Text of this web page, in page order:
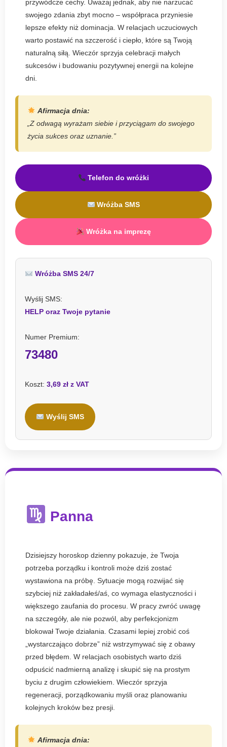
przywódcze cechy. Uważaj jednak, aby nie narzucać
swojego zdania zbyt mocno – współpraca przyniesie
lepsze efekty niż dominacja. W relacjach uczuciowych
warto postawić na szczerość i ciepło, które są Twoją
naturalną siłą. Wieczór sprzyja celebracji małych
sukcesów i budowaniu pozytywnej energii na kolejne
dni.
Afirmacja dnia:
„Z odwagą wyrażam siebie i przyciągam do swojego
życia sukces oraz uznanie.”
Telefon do wróżki
Wróżba SMS
Wróżka na imprezę
Wróżba SMS 24/7
Wyślij SMS:
HELP oraz Twoje pytanie
Numer Premium:
73480
Koszt: 3,69 zł z VAT
Wyślij SMS
Panna
Dzisiejszy horoskop dzienny pokazuje, że Twoja
potrzeba porządku i kontroli może dziś zostać
wystawiona na próbę. Sytuacje mogą rozwijać się
szybciej niż zakładałeś/aś, co wymaga elastyczności i
większego zaufania do procesu. W pracy zwróć uwagę
na szczegóły, ale nie pozwól, aby perfekcjonizm
blokował Twoje działania. Czasami lepiej zrobić coś
„wystarczająco dobrze” niż wstrzymywać się z obawy
przed błędem. W relacjach osobistych warto dziś
odpuścić nadmierną analizę i skupić się na prostym
byciu z drugim człowiekiem. Wieczór sprzyja
regeneracji, porządkowaniu myśli oraz planowaniu
kolejnych kroków bez presji.
Afirmacja dnia: